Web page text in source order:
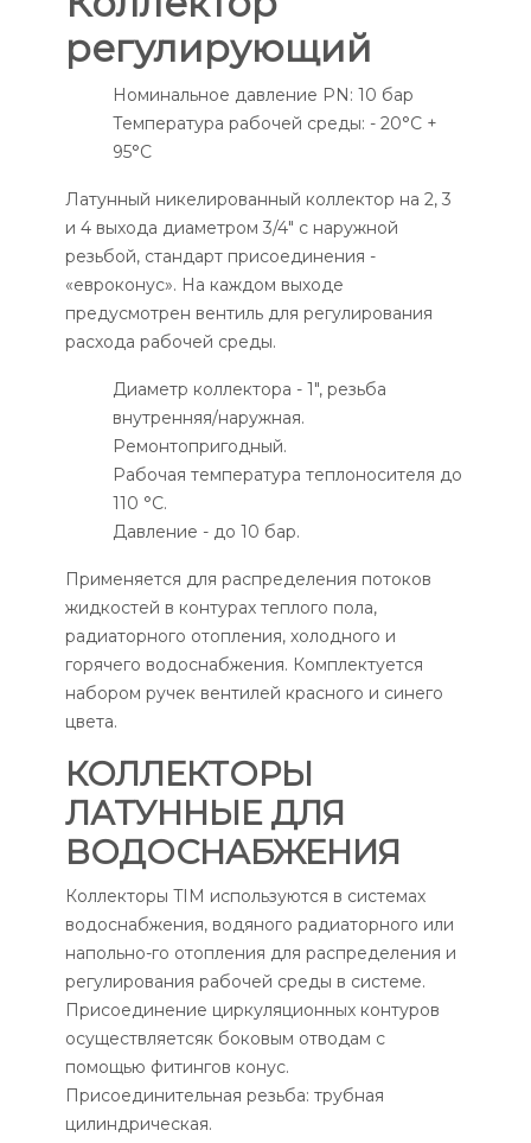
регулирующий
Номинальное давление PN: 10 бар
Температура рабочей среды: - 20°С +
95°С
Латунный никелированный коллектор на 2, 3
и 4 выхода диаметром 3/4" с наружной
резьбой, стандарт присоединения -
«евроконус». На каждом выходе
предусмотрен вентиль для регулирования
расхода рабочей среды.
Диаметр коллектора - 1", резьба
внутренняя/наружная.
Ремонтопригодный.
Рабочая температура теплоносителя до
110 °С.
Давление - до 10 бар.
Применяется для распределения потоков
жидкостей в контурах теплого пола,
радиаторного отопления, холодного и
горячего водоснабжения. Комплектуется
набором ручек вентилей красного и синего
цвета.
КОЛЛЕКТОРЫ
ЛАТУННЫЕ ДЛЯ
ВОДОСНАБЖЕНИЯ
Коллекторы TIM используются в системах
водоснабжения, водяного радиаторного или
напольно-го отопления для распределения и
регулирования рабочей среды в системе.
Присоединение циркуляционных контуров
осуществляетсяк боковым отводам с
помощью фитингов конус.
Присоединительная резьба: трубная
цилиндрическая.